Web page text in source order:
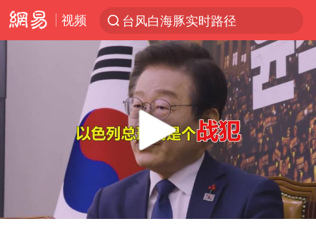
视频
台风白海豚实时路径
“电影+”如何激发千亿级消费新活力？
秘鲁和墨西哥宣布恢复外交关系
沙特土耳其巴基斯坦签署共同防务协议
中医教你一招提升气血
全球首个长时储能一体化产业园量产
四川宜宾市高县4.9级地震致1人死亡
胜宏科技：股票交易异常波动
Play
14:59